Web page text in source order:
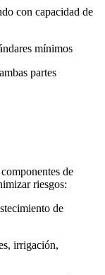
con capacidad de
mínimos
partes
de
riesgos:
de
irrigación,